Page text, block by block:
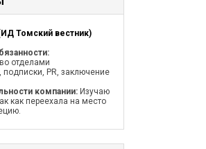
Томский вестник)
отделами
подписки, PR, заключение
компании: Изучаю
как переехала на место